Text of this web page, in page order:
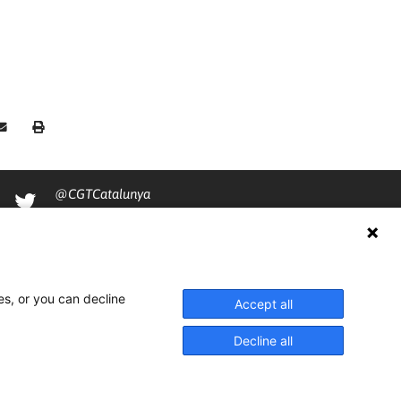
@CGTCatalunya
cgtcatalunya
or you can decline
Accept all
Decline all